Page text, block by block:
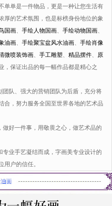
单单是一件物品，更是一种让您生活有
厚的艺术氛围，也是标榜身份地位的象
国画、 手绘人物国画、 手绘动物国画、
油画、 手绘聚宝盆风水油画、 手绘肖像
微喷装饰画、 手工雕塑、 精品摆件、 原
，保证出品的每一幅作品都是精心之
队、强大的营销团队为后盾，充分将
合，努力服务全国至世界各地的艺术品
好一件事，用敬畏之心，做艺术品的
业手艺凝结而成，字画美专业设计的
用户的信任。